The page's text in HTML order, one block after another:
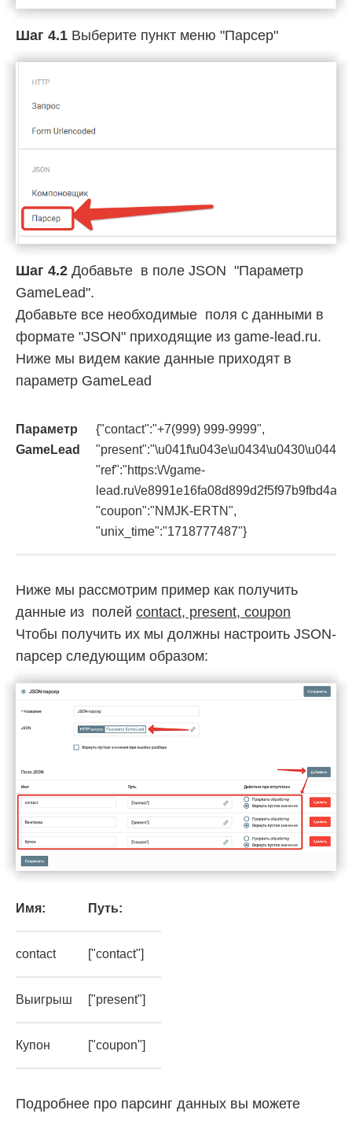
Шаг 4.1 Выберите пункт меню "Парсер"
Шаг 4.2 Добавьте в поле JSON "Параметр
GameLead".
Добавьте все необходимые поля с данными в
формате "JSON" приходящие из game-lead.ru.
Ниже мы видем какие данные приходят в
параметр GameLead
Параметр
GameLead
{"contact":"+7(999) 999-9999",
"ref":"https:\/\/game-
lead.ru\/
"coupon":"NMJK-ERTN",
"unix_time":"1718777487"}
Ниже мы рассмотрим пример как получить
данные из полей contact, present, coupon
Чтобы получить их мы должны настроить JSON-
парсер следующим образом:
Имя: Путь:
contact ["contact"]
Выигрыш ["present"]
Купон ["coupon"]
Подробнее про парсинг данных вы можете